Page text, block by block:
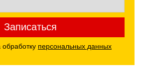
персональных данных